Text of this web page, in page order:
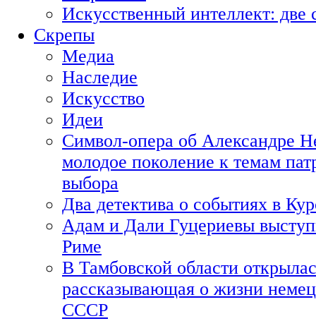
Искусственный интеллект:
Скрепы
Медиа
Наследие
Искусство
Идеи
Символ-опера об Александре
молодое поколение к темам
выбора
Два детектива о событиях в
Адам и Дали Гуцериевы
Риме
В Тамбовской области
рассказывающая о жизни
СССР